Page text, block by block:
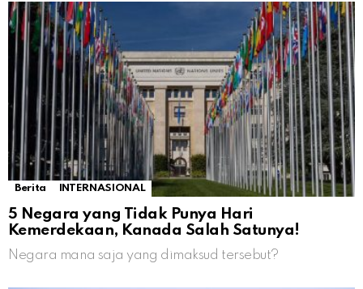
Berita INTERNASIONAL
5 Negara yang Tidak Punya Hari
Kemerdekaan, Kanada Salah Satunya!
Negara mana saja yang dimaksud tersebut?